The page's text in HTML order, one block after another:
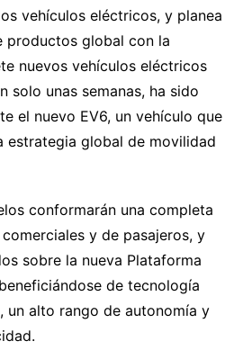
vehículos eléctricos, y planea
productos global con la
nuevos vehículos eléctricos
solo unas semanas, ha sido
el nuevo EV6, un vehículo que
estrategia global de movilidad
conformarán una completa
y de pasajeros, y
sobre la nueva Plataforma
de tecnología
un alto rango de autonomía y